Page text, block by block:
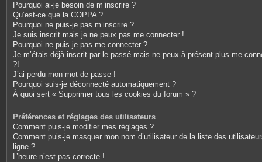
Pourquoi ai-je besoin de m’inscrire ?
Qu’est-ce que la COPPA ?
Pourquoi ne puis-je pas m’inscrire ?
Je suis inscrit mais je ne peux pas me connecter !
Pourquoi ne puis-je pas me connecter ?
Je m’étais déjà inscrit par le passé mais ne peux à présent plus me
?!
J’ai perdu mon mot de passe !
Pourquoi suis-je déconnecté automatiquement ?
À quoi sert « Supprimer tous les cookies du forum » ?
Préférences et réglages des utilisateurs
Comment puis-je modifier mes réglages ?
Comment puis-je masquer mon nom d’utilisateur de la liste des
ligne ?
L’heure n’est pas correcte !